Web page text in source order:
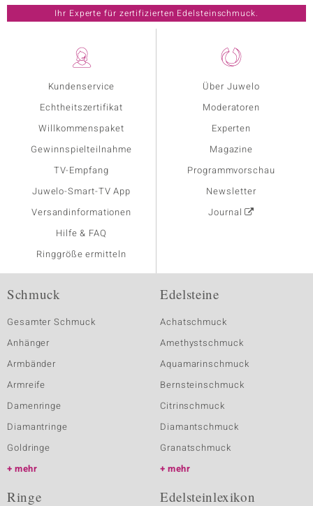
Kundenservice
Echtheitszertifikat
Willkommenspaket
Gewinnspielteilnahme
TV-Empfang
Juwelo-Smart-TV App
Versandinformationen
Hilfe & FAQ
Ringgröße ermitteln
Über Juwelo
Moderatoren
Experten
Magazine
Programmvorschau
Newsletter
Journal
Ihr Experte für zertifizierten Edelsteinschmuck.
Schmuck
Gesamter Schmuck
Anhänger
Armbänder
Armreife
Damenringe
Diamantringe
Goldringe
mehr
Edelsteine
Achatschmuck
Amethystschmuck
Aquamarinschmuck
Bernsteinschmuck
Citrinschmuck
Diamantschmuck
Granatschmuck
mehr
Ringe Edelsteinlexikon